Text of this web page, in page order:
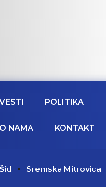
VESTI POLITIKA
O NAMA KONTAKT
Šid Sremska Mitrovica